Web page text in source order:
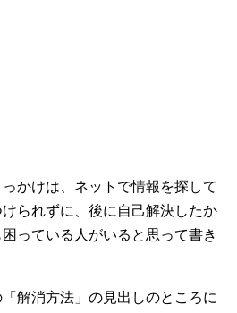
かけは、ネットで情報を探して
られずに、後に自己解決したか
っている人がいると思って書き
解消方法」の見出しのところに